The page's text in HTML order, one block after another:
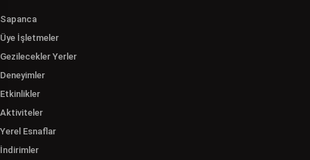
Sapanca
Üye İşletmeler
Gezilecekler Yerler
Deneyimler
Etkinlikler
Aktiviteler
Yerel Esnaflar
İndirimler